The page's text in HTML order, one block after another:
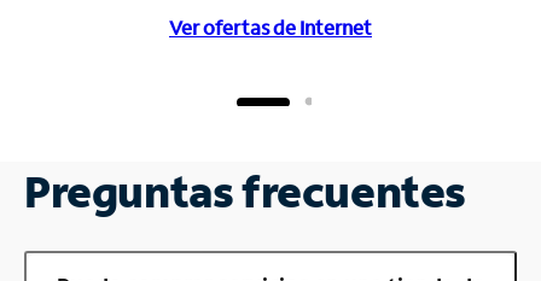
Ver ofertas de Internet
Preguntas frecuentes